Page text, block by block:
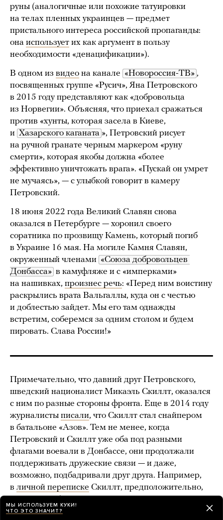
руны (аналогичные или похожие татуировки
на телах пленных украинцев — предмет
пристального интереса российской пропаганды:
она использует их как аргумент в пользу
необходимости «денацификации»).
В одном из видео на канале «Новороссия-ТВ» ,
посвященных группе «Русич», Яна Петровского
в 2015 году представляют как «добровольца
из Норвегии». Объясняя, что приехал сражаться
против «хунты, которая засела в Киеве,
и Хазарского каганата », Петровский рисует
на ручной гранате черным маркером «руну
смерти», которая якобы должна «более
эффективно уничтожать врага». «Пускай он умрет
не мучаясь», — с улыбкой говорит в камеру
Петровский.
18 июня 2022 года Великий Славян снова
оказался в Петербурге — хоронил своего
соратника по прозвищу Камень, который погиб
в Украине 16 мая. На могиле Камня Славян,
окруженный членами «Союза добровольцев
Донбасса» в камуфляже и с «имперками»
на нашивках, произнес речь: «Перед ним воистину
раскрылись врата Вальгаллы, куда он с честью
и доблестью зайдет. Мы его там однажды
встретим, соберемся за одним столом и будем
пировать. Слава России!»
Примечательно, что давний друг Петровского,
шведский националист Микаэль Скиллт, оказался
с ним по разные стороны фронта. Еще в 2014 году
журналисты писали, что Скиллт стал снайпером
в батальоне «Азов». Тем не менее, когда
Петровский и Скиллт уже оба под разными
флагами воевали в Донбассе, они продолжали
поддерживать дружеские связи — и даже,
возможно, подбадривали друг друга. Например,
в личной переписке Скиллт, предположительно,
выражал соболезнования Петровскому в связи
с гибелью командира отряда «Бэтмен»
МЫ ИСПОЛЬЗУЕМ КУКИ!
ЧТО ЭТО ЗНАЧИТ?